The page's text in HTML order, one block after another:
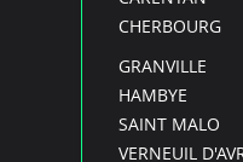
CHERBOURG
GRANVILLE
HAMBYE
SAINT MALO
VERNEUIL